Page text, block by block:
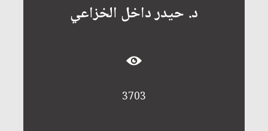
د. حيدر داخل الخزاعي
3703